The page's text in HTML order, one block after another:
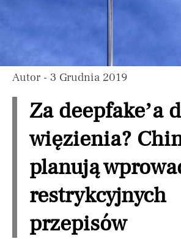
Autor - 3 Grudnia 2019
Za deepfake’a
więzienia?
planują
restrykcyjnych
przepisów